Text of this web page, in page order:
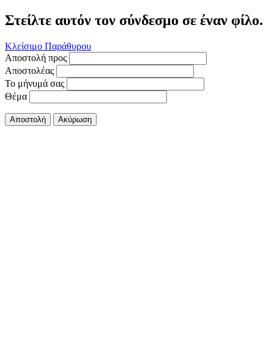
Στείλτε αυτόν τον σύνδεσμο σε έναν φίλο.
Κλείσιμο Παράθυρου
Αποστολή προς
Αποστολέας
Το μήνυμά σας
Θέμα
Αποστολή Ακύρωση